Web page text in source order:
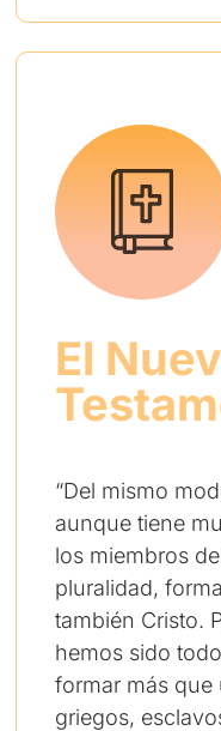
El
“Del mismo
aunque tiene
los miembros
pluralidad,
también Cristo.
hemos sido
formar más
griegos,